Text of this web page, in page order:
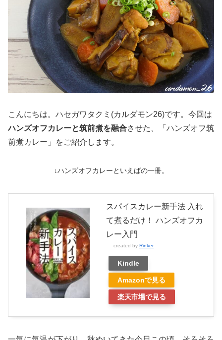
こんにちは。ハセガワタクミ(カルダモン26)です。今回は
ハンズオフカレーと筑前煮を融合させた、「ハンズオフ筑
前煮カレー」をご紹介します。
↓ハンズオフカレーといえばの一冊。
スパイスカレー新手法 入れ
て煮るだけ！ ハンズオフカ
レー入門
created by Rinker
Kindle
Amazonで見る
楽天市場で見る